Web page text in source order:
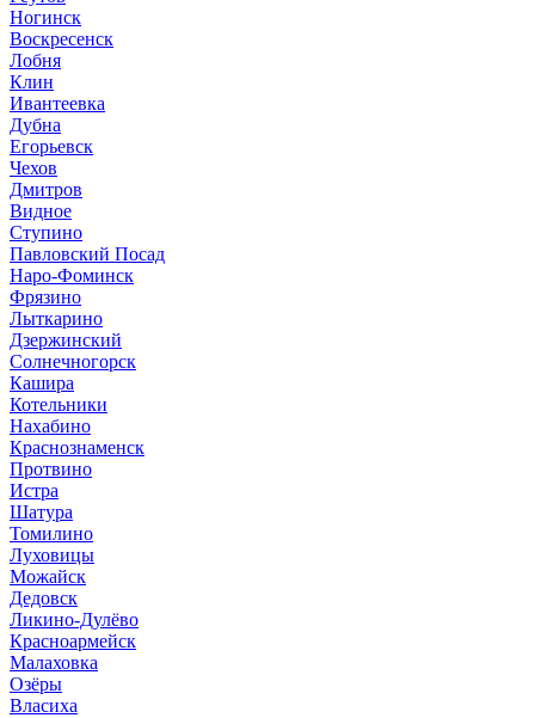
Ногинск
Воскресенск
Лобня
Клин
Ивантеевка
Дубна
Егорьевск
Чехов
Дмитров
Видное
Ступино
Павловский Посад
Наро-Фоминск
Фрязино
Лыткарино
Дзержинский
Солнечногорск
Кашира
Котельники
Нахабино
Краснознаменск
Протвино
Истра
Шатура
Томилино
Луховицы
Можайск
Дедовск
Ликино-Дулёво
Красноармейск
Малаховка
Озёры
Власиха